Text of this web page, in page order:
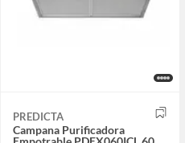
PREDICTA
Campana Purificadora